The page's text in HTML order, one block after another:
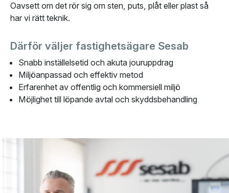
Oavsett om det rör sig om sten, puts, plåt eller plast så
har vi rätt teknik.
Därför väljer fastighetsägare Sesab
Snabb inställelsetid och akuta jouruppdrag
Miljöanpassad och effektiv metod
Erfarenhet av offentlig och kommersiell miljö
Möjlighet till löpande avtal och skyddsbehandling